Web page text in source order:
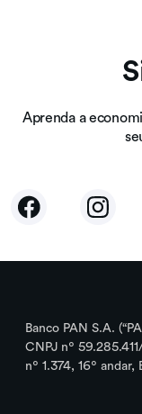
Aprenda a
Banco PAN S.A.
CNPJ nº
nº 1.374, 16º andar,